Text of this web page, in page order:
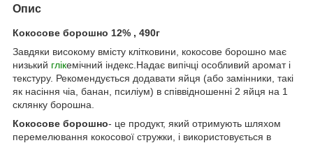
Опис
Кокосове борошно 12% , 490г
Завдяки високому вмісту клітковини, кокосове борошно має
низький глікемічний індекс.Надає випічці особливий аромат і
текстуру. Рекомендується додавати яйця (або замінники, такі
як насіння чіа, банан, псиліум) в співвідношенні 2 яйця на 1
склянку борошна.
Кокосове борошно- це продукт, який отримують шляхом
перемелювання кокосової стружки, і використовується в